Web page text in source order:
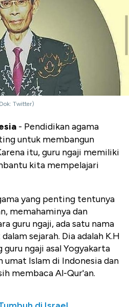
Twitter)
- Pendidikan agama
untuk membangun
itu, guru ngaji memiliki
kita mempelajari
yang penting tentunya
memahaminya dan
guru ngaji, ada satu nama
sejarah. Dia adalah K.H
guru ngaji asal Yogyakarta
umat Islam di Indonesia dan
membaca Al-Qur'an.